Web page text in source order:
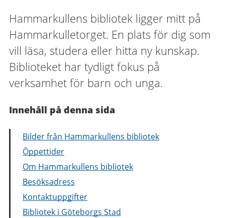
Hammarkullens bibliotek ligger mitt på
Hammarkulletorget. En plats för dig som
vill läsa, studera eller hitta ny kunskap.
Biblioteket har tydligt fokus på
verksamhet för barn och unga.
Innehåll på denna sida
Bilder från Hammarkullens bibliotek
Öppettider
Om Hammarkullens bibliotek
Besöksadress
Kontaktuppgifter
Bibliotek i Göteborgs Stad